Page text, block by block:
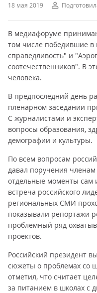
18 мая 2019
В медиафоруме
том числе победившие в
справедливость" и
соотечественников". В
человека.
В предпоследний день
пленарном заседании
С журналистами и
вопросы образования,
демографии и культуры.
По всем вопросам
давал поручения
отдельные моменты сам
встреча российского
региональных СМИ
показывали репортажи
проблемный ряд
проектов.
Российский президент
сюжеты о проблемах со
отметил, что считает
за питанием в школах с